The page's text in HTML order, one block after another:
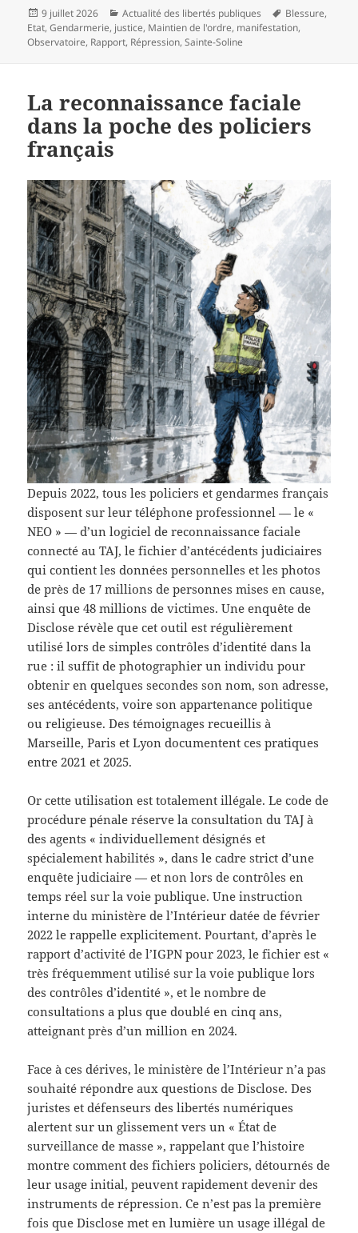
Publié
le
9 juillet 2026 Catégories
Actualité des libertés publiques
Mots-
clés
Blessure,
Etat,Gendarmerie, justice, Maintien de l'ordre, manifestation,
Observatoire, Rapport, Répression,Sainte-Soline
La reconnaissance faciale
dans la poche des policiers
français
Depuis 2022, tous les policiers et gendarmes français
disposent sur leur téléphone professionnel — le «
NEO » — d’un logiciel de reconnaissance faciale
connecté au TAJ, le fichier d’antécédents judiciaires
qui contient les données personnelles et les photos
de près de 17 millions de personnes mises en cause,
ainsi que 48 millions de victimes. Une enquête de
Disclose révèle que cet outil est régulièrement
utilisé lors de simples contrôles d’identité dans la
rue : il suffit de photographier un individu pour
obtenir en quelques secondes son nom, son adresse,
ses antécédents, voire son appartenance politique
ou religieuse. Des témoignages recueillis à
Marseille, Paris et Lyon documentent ces pratiques
entre 2021 et 2025.
Or cette utilisation est totalement illégale. Le code de
procédure pénale réserve la consultation du TAJ à
des agents « individuellement désignés et
spécialement habilités », dans le cadre strict d’une
enquête judiciaire — et non lors de contrôles en
temps réel sur la voie publique. Une instruction
interne du ministère de l’Intérieur datée de février
2022 le rappelle explicitement. Pourtant, d’après le
rapport d’activité de l’IGPN pour 2023, le fichier est «
très fréquemment utilisé sur la voie publique lors
des contrôles d’identité », et le nombre de
consultations a plus que doublé en cinq ans,
atteignant près d’un million en 2024.
Face à ces dérives, le ministère de l’Intérieur n’a pas
souhaité répondre aux questions de Disclose. Des
juristes et défenseurs des libertés numériques
alertent sur un glissement vers un « État de
surveillance de masse », rappelant que l’histoire
montre comment des fichiers policiers, détournés de
leur usage initial, peuvent rapidement devenir des
instruments de répression. Ce n’est pas la première
fois que Disclose met en lumière un usage illégal de